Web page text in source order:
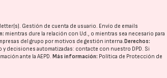
Gestión de cuenta de usuario. Envío de emails
mientras dure la relación con Ud., o mientras sea necesario para
del grupo por motivos de gestión interna.Derechos:
decisiones automatizadas: contacte con nuestro DPD. Si
ante laAEPD.Más información: Política de Protección de